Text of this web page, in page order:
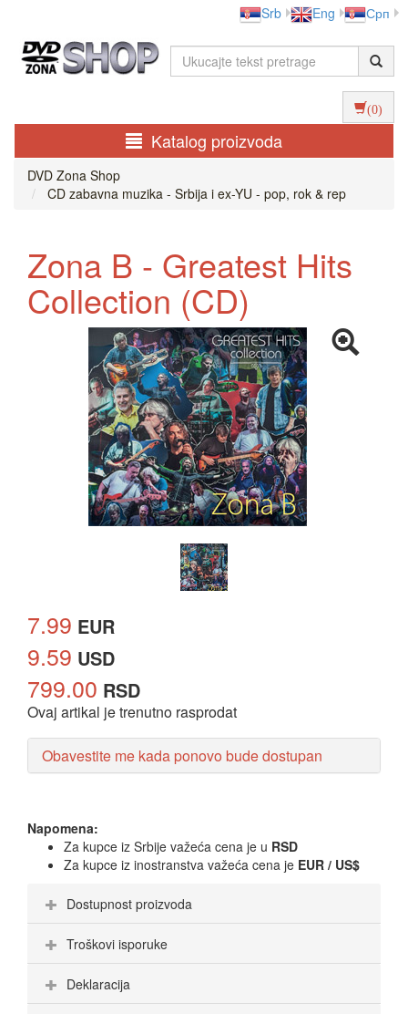
Srb Eng Срп
(0)
Katalog proizvoda
DVD Zona Shop
CD zabavna muzika - Srbija i ex-YU - pop, rok & rep
Zona B - Greatest Hits
Collection (CD)
7.99 EUR
9.59 USD
799.00 RSD
Ovaj artikal je trenutno rasprodat
Obavestite me kada ponovo bude dostupan
Napomena:
Za kupce iz Srbije važeća cena je u RSD
Za kupce iz inostranstva važeća cena je EUR / US$
Dostupnost proizvoda
Troškovi isporuke
Deklaracija